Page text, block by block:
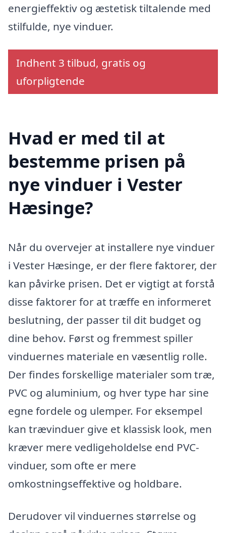
energieffektiv og æstetisk tiltalende med
stilfulde, nye vinduer.
Indhent 3 tilbud, gratis og
uforpligtende
Hvad er med til at
bestemme prisen på
nye vinduer i Vester
Hæsinge?
Når du overvejer at installere nye vinduer
i Vester Hæsinge, er der flere faktorer, der
kan påvirke prisen. Det er vigtigt at forstå
disse faktorer for at træffe en informeret
beslutning, der passer til dit budget og
dine behov. Først og fremmest spiller
vinduernes materiale en væsentlig rolle.
Der findes forskellige materialer som træ,
PVC og aluminium, og hver type har sine
egne fordele og ulemper. For eksempel
kan trævinduer give et klassisk look, men
kræver mere vedligeholdelse end PVC-
vinduer, som ofte er mere
omkostningseffektive og holdbare.
Derudover vil vinduernes størrelse og